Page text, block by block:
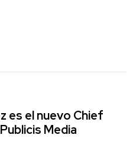
es el nuevo Chief
Media